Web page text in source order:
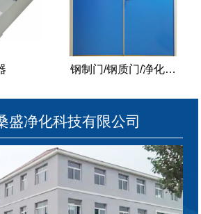
钢制门/钢质门/净化…
盛净化科技有限公司